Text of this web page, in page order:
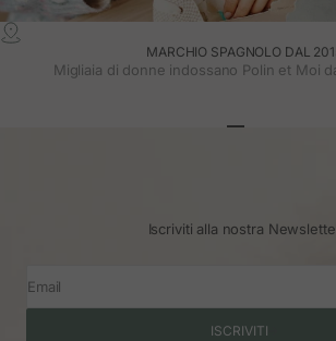
MARCHIO SPAGNOLO DAL
Migliaia di donne indossano Polin et Moi
Iscriviti alla nostra
Email
ISCRIVITI